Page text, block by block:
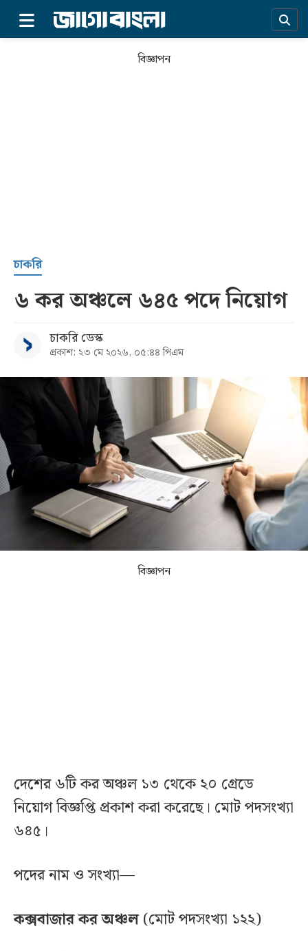
সর্বশেষ
সব
কনভার্টার
বিজ্ঞাপন
চাকরি
৬ কর অঞ্চলে ৬৪৫ পদে নিয়োগ
চাকরি ডেস্ক
প্রকাশ: ২৩ মে ২০২৬, ০৫:৪৪ পিএম
বিজ্ঞাপন
দেশের ৬টি কর অঞ্চল ১৩ থেকে ২০ গ্রেডে
নিয়োগ বিজ্ঞপ্তি প্রকাশ করা করেছে। মোট পদসংখ্যা
৬৪৫।
পদের নাম ও সংখ্যা—
কক্সবাজার কর অঞ্চল(মোট পদসংখ্যা ১২২)